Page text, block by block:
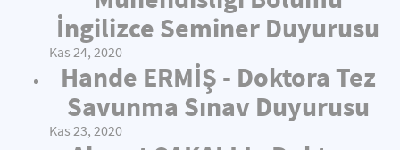
İngilizce Seminer Duyurusu
Kas 24, 2020
Hande ERMİŞ - Doktora Tez
Savunma Sınav Duyurusu
Kas 23, 2020